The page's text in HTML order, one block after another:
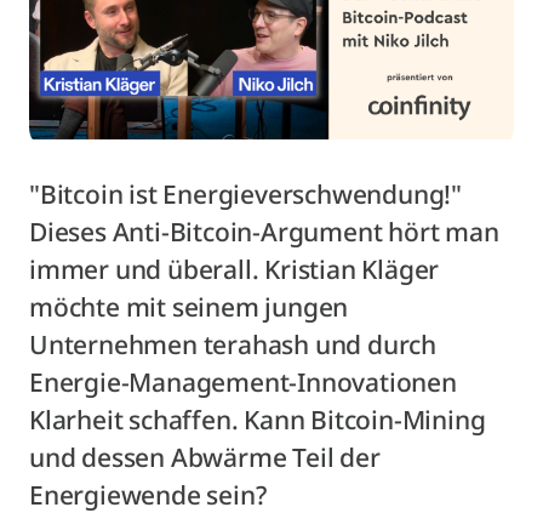
"Bitcoin ist Energieverschwendung!"
Dieses Anti-Bitcoin-Argument hört man
immer und überall. Kristian Kläger
möchte mit seinem jungen
Unternehmen terahash und durch
Energie-Management-Innovationen
Klarheit schaffen. Kann Bitcoin-Mining
und dessen Abwärme Teil der
Energiewende sein?